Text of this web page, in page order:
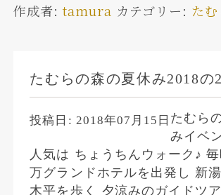
作成者: tamura カテゴリー: た
たむらの森の夏休み2018の2
投稿日: 2018年07月15日 たむら
みイベ
人気は ちょうちんウォーク♪
万グランドホテルを出発し 新
木平を歩く 夕涼みのガイドツア